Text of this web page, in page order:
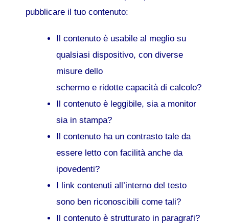
pubblicare il tuo contenuto:
Il contenuto è usabile al meglio su
qualsiasi dispositivo, con diverse
misure dello
schermo e ridotte capacità di calcolo?
Il contenuto è leggibile, sia a monitor
sia in stampa?
Il contenuto ha un contrasto tale da
essere letto con facilità anche da
ipovedenti?
I link contenuti all’interno del testo
sono ben riconoscibili come tali?
Il contenuto è strutturato in paragrafi?